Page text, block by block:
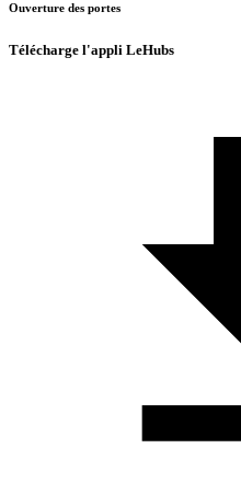
Ouverture des portes
Télécharge l'appli LeHubs